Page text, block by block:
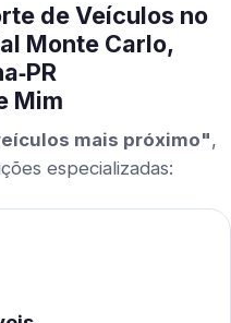
de Veículos no
Monte Carlo,
Mim
mais próximo",
especializadas: